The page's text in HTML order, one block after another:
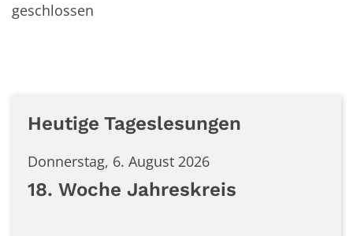
geschlossen
Heutige Tageslesungen
Donnerstag, 6. August 2026
18. Woche Jahreskreis